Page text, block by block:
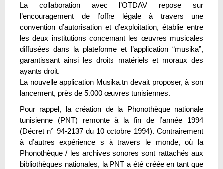
La collaboration avec l’OTDAV repose sur
l’encouragement de l’offre légale à travers une
convention d’autorisation et d’exploitation, établie entre
les deux institutions concernant les œuvres musicales
diffusées dans la plateforme et l’application “musika”,
garantissant ainsi les droits matériels et moraux des
ayants droit.
La nouvelle application Musika.tn devait proposer, à son
lancement, près de 5.000 œuvres tunisiennes.
Pour rappel, la création de la Phonothèque nationale
tunisienne (PNT) remonte à la fin de l’année 1994
(Décret n° 94-2137 du 10 octobre 1994). Contrairement
à d’autres expérience s à travers le monde, où la
Phonothèque / les archives sonores sont rattachés aux
bibliothèques nationales, la PNT a été créée en tant que